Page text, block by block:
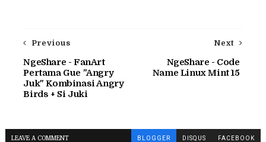
Next
NgeShare - Code
Name Linux Mint 15
Previous
NgeShare - FanArt
Pertama Gue "Angry
Juk" Kombinasi Angry
Birds + Si Juki
LEAVE A COMMENT BLOGGER DISQUS FACEBOOK